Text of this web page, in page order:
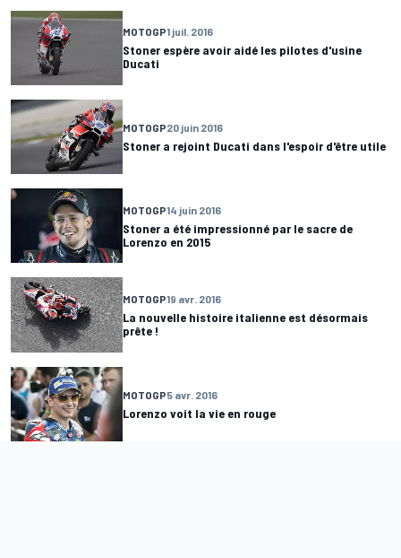
MOTOGP1 juil. 2016
Stoner espère avoir aidé les pilotes d'usine
Ducati
MOTOGP20 juin 2016
Stoner a rejoint Ducati dans l'espoir d'être utile
MOTOGP14 juin 2016
Stoner a été impressionné par le sacre de
Lorenzo en 2015
MOTOGP19 avr. 2016
La nouvelle histoire italienne est désormais
prête !
MOTOGP5 avr. 2016
Lorenzo voit la vie en rouge